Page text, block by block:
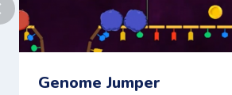
Genome Jumper